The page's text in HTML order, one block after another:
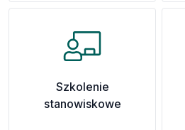
Szkolenie
stanowiskowe